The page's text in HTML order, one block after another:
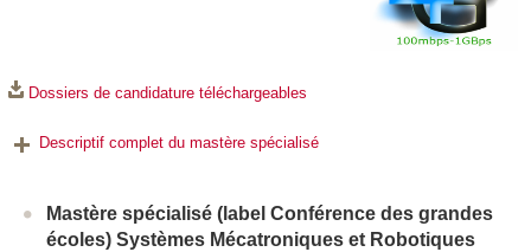
Dossiers de candidature téléchargeables
Descriptif complet du mastère spécialisé
Mastère spécialisé (label Conférence des grandes
écoles) Systèmes Mécatroniques et Robotiques